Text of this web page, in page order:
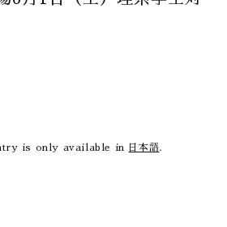
is only available in 日本語.